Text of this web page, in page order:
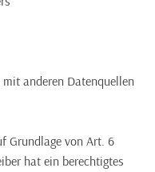
anderen Datenquellen
Grundlage von Art. 6
hat ein berechtigtes